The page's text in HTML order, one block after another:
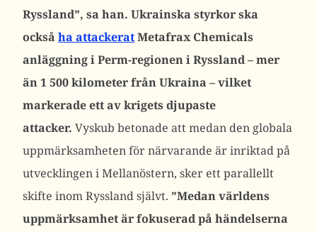
Ryssland”, sa han. Ukrainska styrkor ska
också ha attackeratMetafrax Chemicals
anläggning i Perm-regionen i Ryssland – mer
än 1 500 kilometer från Ukraina – vilket
markerade ett av krigets djupaste
attacker. Vyskub betonade att medan den globala
uppmärksamheten för närvarande är inriktad på
utvecklingen i Mellanöstern, sker ett parallellt
skifte inom Ryssland självt. ”Medan världens
uppmärksamhet är fokuserad på händelserna